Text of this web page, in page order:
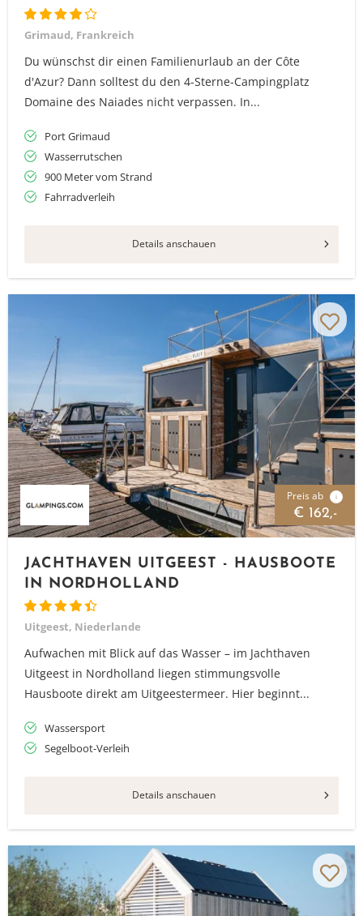
Grimaud, Frankreich
Du wünschst dir einen Familienurlaub an der Côte
d'Azur? Dann solltest du den 4-Sterne-Campingplatz
Domaine des Naiades nicht verpassen. In...
Port Grimaud
Wasserrutschen
900 Meter vom Strand
Fahrradverleih
Details anschauen
Preis ab i
€ 162,-
JACHTHAVEN UITGEEST - HAUSBOOTE
IN NORDHOLLAND
Uitgeest, Niederlande
Aufwachen mit Blick auf das Wasser – im Jachthaven
Uitgeest in Nordholland liegen stimmungsvolle
Hausboote direkt am Uitgeestermeer. Hier beginnt...
Wassersport
Segelboot-Verleih
Details anschauen